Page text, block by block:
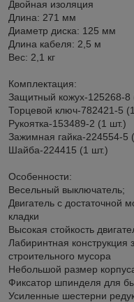
Двойная изоляция
Длина: 271 мм
Диаметр диска: 125 мм
Длина кабеля: 2,5 м
Вес: 2,1 кг
Комплектация:
Защитный кожух-125268-8
Торцевой ключ-782421-5
Рукоятка-153489-2 (1 шт.)
Зажимная гайка-224554-5
Шайба-224415 (1 шт.)
Особенности:
Весельный выключатель;
Двигатель с достаточной
кладки
Высокая стойкость
Лабиринтная
строительного мусора
Небольшой размер
Фиксатор шпинделя для
Усиленные шестерни